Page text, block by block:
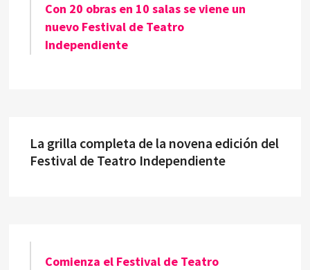
Con 20 obras en 10 salas se viene un
nuevo Festival de Teatro
Independiente
La grilla completa de la novena edición del
Festival de Teatro Independiente
Comienza el Festival de Teatro